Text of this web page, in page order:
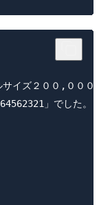
イズ２００,００
」でした。